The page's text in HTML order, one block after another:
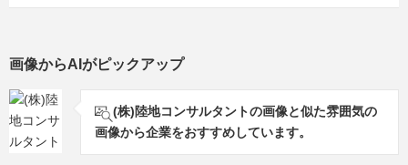
画像からAIがピックアップ
(株)陸地コンサルタントの画像と似た雰囲気の
画像から企業をおすすめしています。